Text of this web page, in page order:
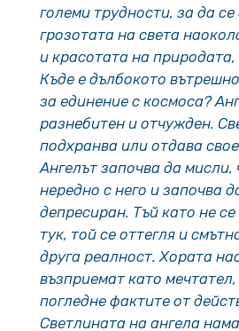
големи трудности, за да
грозотата на света
и красотата на природата,
Къде е дълбокото
за единение с космоса?
разнебитен и отчужден.
подхранва или отдава
Ангелът започва да
нередно с него и започва
депресиран. Тъй като не
тук, той се оттегля и
друга реалност. Хората
възприемат като
погледне фактите от
Светлината на ангела